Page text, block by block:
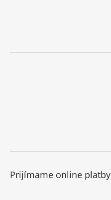
Prijímame online platby